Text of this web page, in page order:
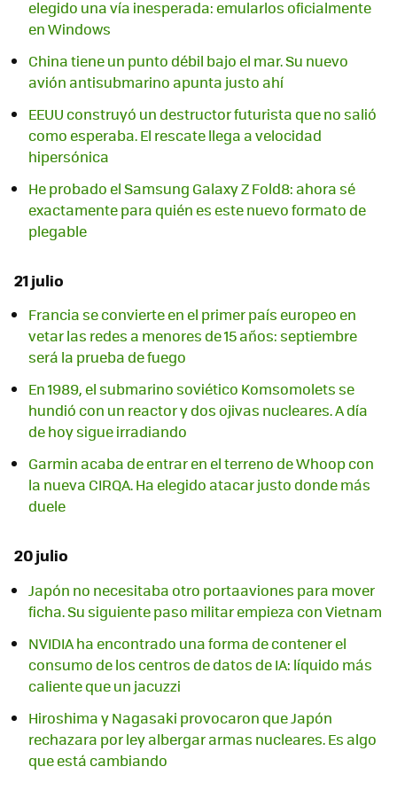
elegido una vía inesperada: emularlos oficialmente
en Windows
China tiene un punto débil bajo el mar. Su nuevo
avión antisubmarino apunta justo ahí
EEUU construyó un destructor futurista que no salió
como esperaba. El rescate llega a velocidad
hipersónica
He probado el Samsung Galaxy Z Fold8: ahora sé
exactamente para quién es este nuevo formato de
plegable
21 julio
Francia se convierte en el primer país europeo en
vetar las redes a menores de 15 años: septiembre
será la prueba de fuego
En 1989, el submarino soviético Komsomolets se
hundió con un reactor y dos ojivas nucleares. A día
de hoy sigue irradiando
Garmin acaba de entrar en el terreno de Whoop con
la nueva CIRQA. Ha elegido atacar justo donde más
duele
20 julio
Japón no necesitaba otro portaaviones para mover
ficha. Su siguiente paso militar empieza con Vietnam
NVIDIA ha encontrado una forma de contener el
consumo de los centros de datos de IA: líquido más
caliente que un jacuzzi
Hiroshima y Nagasaki provocaron que Japón
rechazara por ley albergar armas nucleares. Es algo
que está cambiando